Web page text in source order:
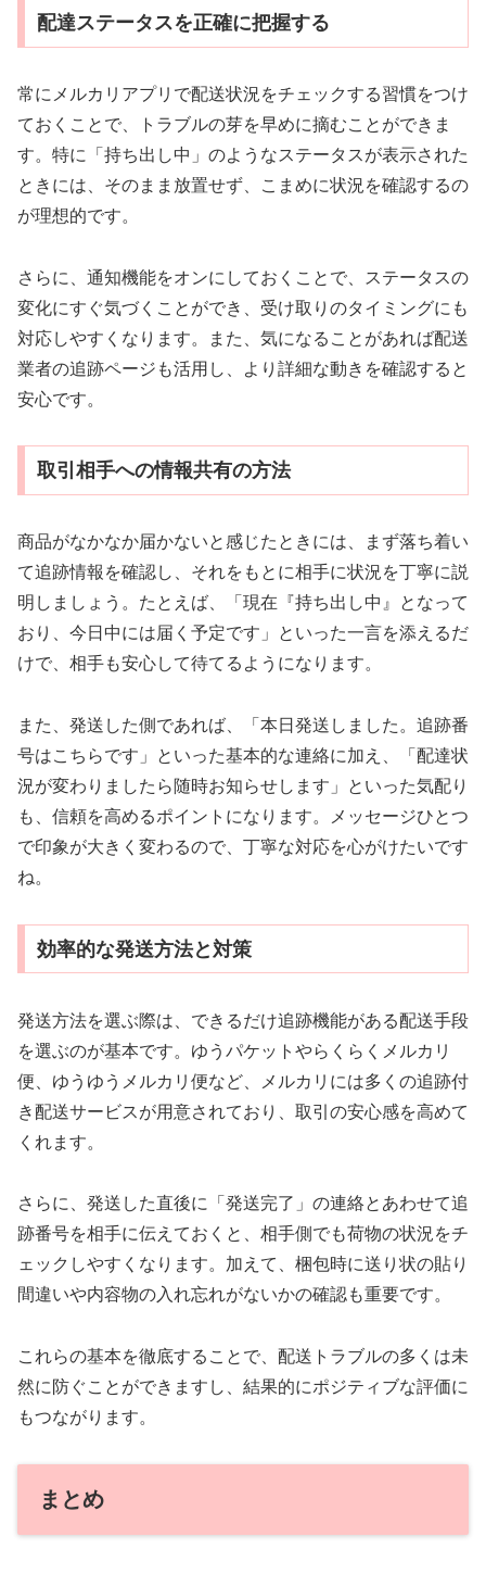
配達ステータスを正確に把握する
常にメルカリアプリで配送状況をチェックする習慣をつけ
ておくことで、トラブルの芽を早めに摘むことができま
す。特に「持ち出し中」のようなステータスが表示された
ときには、そのまま放置せず、こまめに状況を確認するの
が理想的です。
さらに、通知機能をオンにしておくことで、ステータスの
変化にすぐ気づくことができ、受け取りのタイミングにも
対応しやすくなります。また、気になることがあれば配送
業者の追跡ページも活用し、より詳細な動きを確認すると
安心です。
取引相手への情報共有の方法
商品がなかなか届かないと感じたときには、まず落ち着い
て追跡情報を確認し、それをもとに相手に状況を丁寧に説
明しましょう。たとえば、「現在『持ち出し中』となって
おり、今日中には届く予定です」といった一言を添えるだ
けで、相手も安心して待てるようになります。
また、発送した側であれば、「本日発送しました。追跡番
号はこちらです」といった基本的な連絡に加え、「配達状
況が変わりましたら随時お知らせします」といった気配り
も、信頼を高めるポイントになります。メッセージひとつ
で印象が大きく変わるので、丁寧な対応を心がけたいです
ね。
効率的な発送方法と対策
発送方法を選ぶ際は、できるだけ追跡機能がある配送手段
を選ぶのが基本です。ゆうパケットやらくらくメルカリ
便、ゆうゆうメルカリ便など、メルカリには多くの追跡付
き配送サービスが用意されており、取引の安心感を高めて
くれます。
さらに、発送した直後に「発送完了」の連絡とあわせて追
跡番号を相手に伝えておくと、相手側でも荷物の状況をチ
ェックしやすくなります。加えて、梱包時に送り状の貼り
間違いや内容物の入れ忘れがないかの確認も重要です。
これらの基本を徹底することで、配送トラブルの多くは未
然に防ぐことができますし、結果的にポジティブな評価に
もつながります。
まとめ